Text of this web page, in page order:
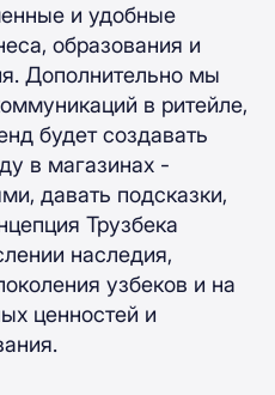
и удобные
образования и
Дополнительно мы
в ритейле,
будет создавать
в магазинах -
давать подсказки,
Трузбека
наследия,
узбеков и на
ценностей и